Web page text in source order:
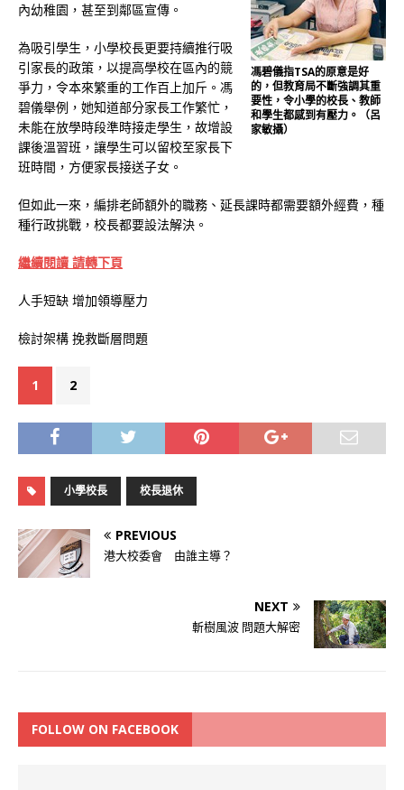
馮碧儀指TSA的原意是好
的，但教育局不斷強調其重
要性，令小學的校長、教師
和學生都感到有壓力。（呂
家敏攝）
內幼稚園，甚至到鄰區宣傳。
為吸引學生，小學校長更要持續推行吸
引家長的政策，以提高學校在區內的競
爭力，令本來繁重的工作百上加斤。馮
碧儀舉例，她知道部分家長工作繁忙，
未能在放學時段準時接走學生，故增設
課後溫習班，讓學生可以留校至家長下
班時間，方便家長接送子女。
但如此一來，編排老師額外的職務、延長課時都需要額外經費，種
種行政挑戰，校長都要設法解決。
繼續閱讀 請轉下頁
人手短缺 增加領導壓力
檢討架構 挽救斷層問題
1 2
小學校長 校長退休
PREVIOUS
港大校委會 由誰主導？
NEXT
斬樹風波 問題大解密
FOLLOW ON FACEBOOK